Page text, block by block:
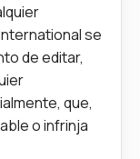
se
de editar,
que,
o infrinja